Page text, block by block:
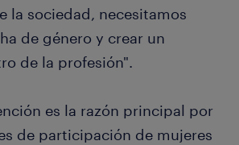
la sociedad, necesitamos
de género y crear un
de la profesión".
es la razón principal por
de participación de mujeres